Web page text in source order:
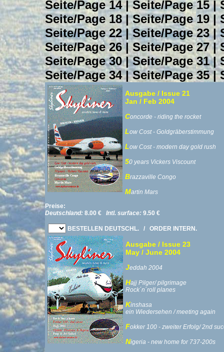
Seite/Page 14|Seite/Page 15|
Seite/Page 18|Seite/Page 19|
Seite/Page 22|Seite/Page 23|
Seite/Page 26|Seite/Page 27|
Seite/Page 30|Seite/Page 31|
Seite/Page 34|Seite/Page 35|
Ausgabe / Issue 21
Jan / Feb 2004
Concorde - riding the rocket
Low Cost - Goldgräberstimmung
Low Cost - modern day gold rush
50 years Vickers Viscount
Brazzaville Congo
Martin Mars
Preise:
Deutschland: 8.00 € Intl. surface: 9.50 €
BESTELLEN DEUTSCHL. / ORDER INTERN.
Ausgabe / Issue 23
May / June 2004
Jeddah 2004
Hajj Pilger/ pilgrimage
Rock´n´roll planes
Kinshasa
ein Wiedersehen / meeting again
Fokker 100 - zweiter Erfolg/ 2nd
Nigeria - new home for 737-200s